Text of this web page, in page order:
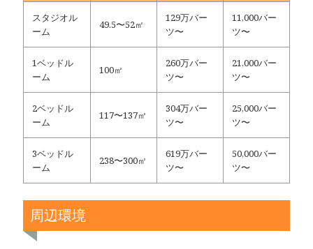
スタジオル
ーム
49.5〜52㎡
129万バー
ツ〜
11,000バー
ツ〜
1ベッドル
ーム
100㎡
260万バー
ツ〜
21,000バー
ツ〜
2ベッドル
ーム
117〜137㎡
304万バー
ツ〜
25,000バー
ツ〜
3ベッドル
ーム
238〜300㎡
619万バー
ツ〜
50,000バー
ツ〜
周辺環境